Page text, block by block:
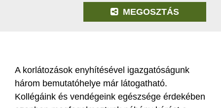
MEGOSZTÁS
A korlátozások enyhítésével igazgatóságunk
három bemutatóhelye már látogatható.
Kollégáink és vendégeink egészsége érdekében